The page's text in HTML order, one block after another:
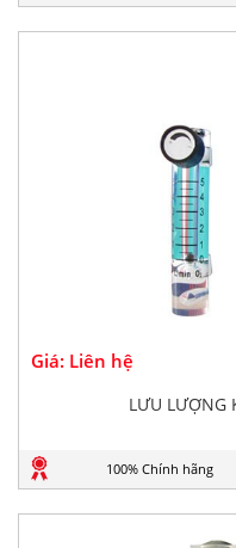
Giá: Liên hệ
LƯU LƯỢNG
100% Chính hãng